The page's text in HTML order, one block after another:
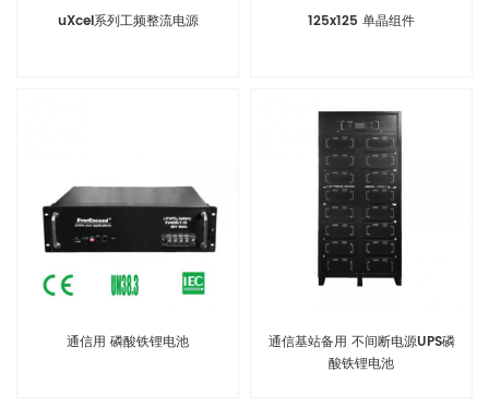
uXcel系列工频整流电源 125x125 单晶组件
通信用 磷酸铁锂电池
通信基站备用 不间断电源UPS磷
酸铁锂电池